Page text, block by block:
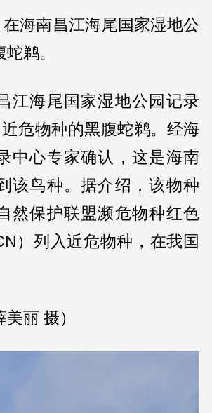
海南昌江海尾国家湿地公
鹈。
江海尾国家湿地公园记录
危物种的黑腹蛇鹈。经海
中心专家确认，这是海南
该鸟种。据介绍，该物种
然保护联盟濒危物种红色
）列入近危物种，在我国
丽 摄）